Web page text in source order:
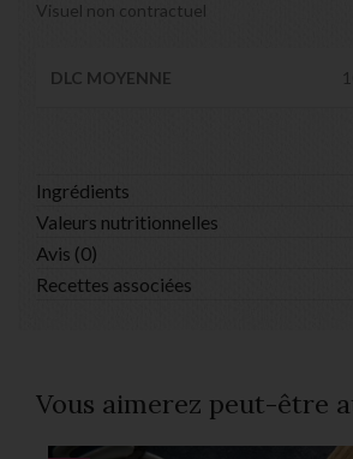
Visuel non contractuel
DLC MOYENNE
Ingrédients
Valeurs nutritionnelles
Avis (0)
Recettes associées
Vous aimerez peut-être